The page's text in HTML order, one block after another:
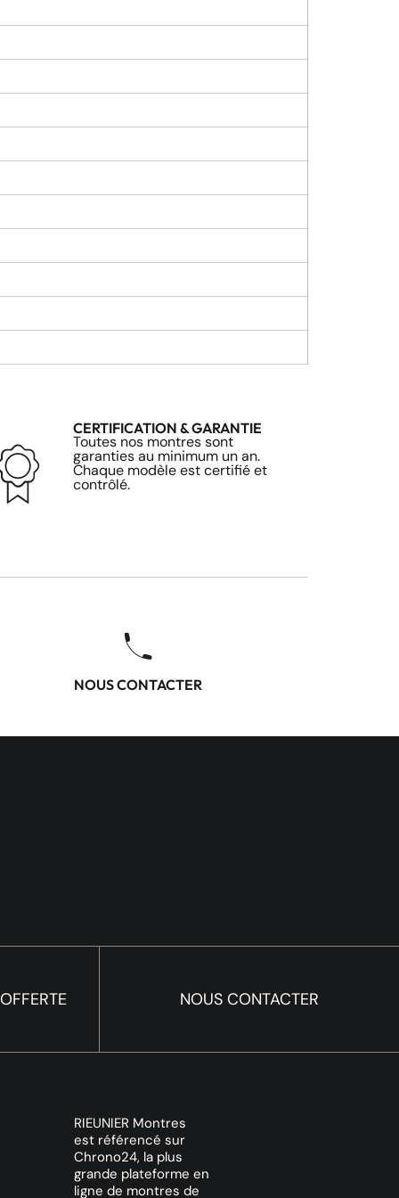
CERTIFICATION & GARANTIE
Toutes nos montres sont
garanties au minimum un an.
Chaque modèle est certifié et
contrôlé.
NOUS CONTACTER
NOUS CONTACTER
RIEUNIER Montres
est référencé sur
Chrono24, la plus
grande plateforme en
ligne de montres de